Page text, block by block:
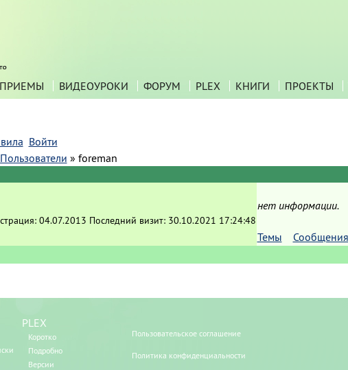
ПРИЕМЫ ВИДЕОУРОКИ ФОРУМ PLEX КНИГИ ПРОЕКТЫ
Войти
Пользователи » foreman
04.07.2013 Последний визит: 30.10.2021 17:24:48
нет информации.
Темы Сообщения
PLEX
Коротко
Подробно
Версии
Пользовательское соглашение
Политика конфиденциальности